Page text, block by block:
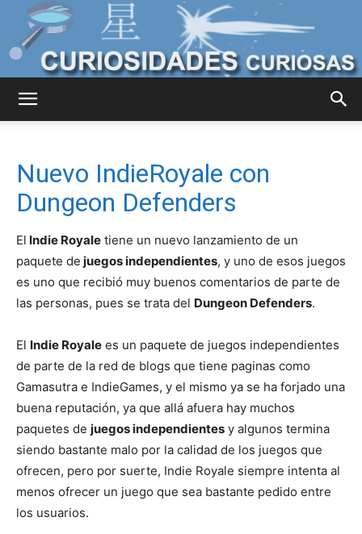
Curiosas
del
Nuevo IndieRoyale con
Dungeon Defenders
El Indie Royale tiene un nuevo lanzamiento de un
paquete de juegos independientes, y uno de esos juegos
es uno que recibió muy buenos comentarios de parte de
las personas, pues se trata del Dungeon Defenders.
El Indie Royale es un paquete de juegos independientes
de parte de la red de blogs que tiene paginas como
Gamasutra e IndieGames, y el mismo ya se ha forjado una
buena reputación, ya que allá afuera hay muchos
paquetes de juegos independientes y algunos termina
siendo bastante malo por la calidad de los juegos que
ofrecen, pero por suerte, Indie Royale siempre intenta al
menos ofrecer un juego que sea bastante pedido entre
los usuarios.